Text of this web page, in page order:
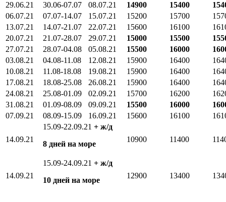
29.06.21
30.06-07.07 08.07.21 14900 15400
06.07.21
07.07-14.07 15.07.21 15200 15700
13.07.21
14.07-21.07 22.07.21 15600 16100
20.07.21
21.07-28.07 29.07.21 15000 15500
27.07.21
28.07-04.08 05.08.21 15500 16000
03.08.21
04.08-11.08 12.08.21 15900 16400
10.08.21
11.08-18.08 19.08.21 15900 16400
17.08.21
18.08-25.08 26.08.21 15900 16400
24.08.21
25.08-01.09 02.09.21 15700 16200
31.08.21
01.09-08.09 09.09.21 15500 16000
07.09.21
08.09-15.09 16.09.21 15600 16100
14.09.21
15.09-22.09.21 + ж/д
8 дней на море
10900 11400
14.09.21
15.09-24.09.21 + ж/д
10 дней на море
12900 13400